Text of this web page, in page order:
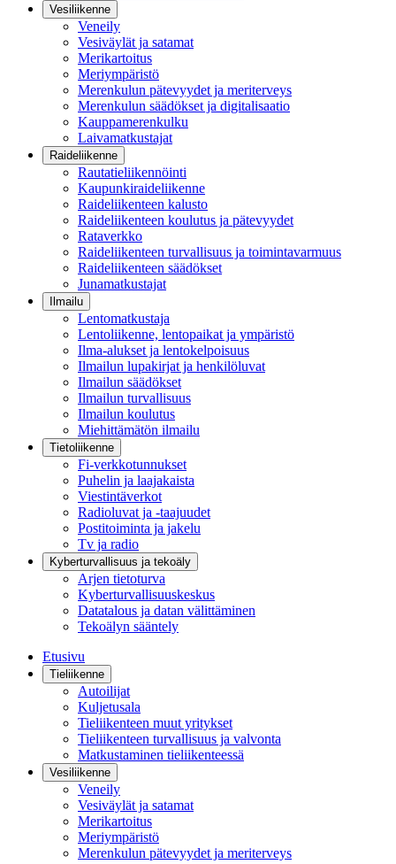
Vesiliikenne
Veneily
Vesiväylät ja satamat
Merikartoitus
Meriympäristö
Merenkulun pätevyydet ja meriterveys
Merenkulun säädökset ja digitalisaatio
Kauppamerenkulku
Laivamatkustajat
Raideliikenne
Rautatieliikennöinti
Kaupunkiraideliikenne
Raideliikenteen kalusto
Raideliikenteen koulutus ja pätevyydet
Rataverkko
Raideliikenteen turvallisuus ja toimintavarmuus
Raideliikenteen säädökset
Junamatkustajat
Ilmailu
Lentomatkustaja
Lentoliikenne, lentopaikat ja ympäristö
Ilma-alukset ja lentokelpoisuus
Ilmailun lupakirjat ja henkilöluvat
Ilmailun säädökset
Ilmailun turvallisuus
Ilmailun koulutus
Miehittämätön ilmailu
Tietoliikenne
Fi-verkkotunnukset
Puhelin ja laajakaista
Viestintäverkot
Radioluvat ja -taajuudet
Postitoiminta ja jakelu
Tv ja radio
Kyberturvallisuus ja tekoäly
Arjen tietoturva
Kyberturvallisuuskeskus
Datatalous ja datan välittäminen
Tekoälyn sääntely
Etusivu
Tieliikenne
Autoilijat
Kuljetusala
Tieliikenteen muut yritykset
Tieliikenteen turvallisuus ja valvonta
Matkustaminen tieliikenteessä
Vesiliikenne
Veneily
Vesiväylät ja satamat
Merikartoitus
Meriympäristö
Merenkulun pätevyydet ja meriterveys